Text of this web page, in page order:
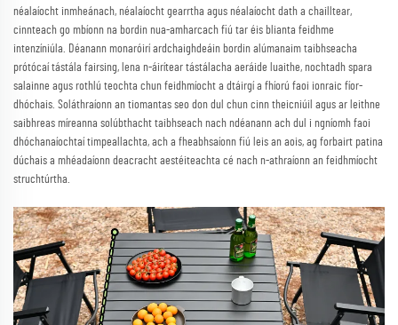
néalaíocht inmheánach, néalaíocht gearrtha agus néalaíocht dath a chailltear,
cinnteach go mbíonn na bordin nua-amharcach fiú tar éis blianta feidhme
intenzíniúla. Déanann monaróirí ardchaighdeáin bordin alúmanaim taibhseacha
prótócaí tástála fairsing, lena n-áirítear tástálacha aeráide luaithe, nochtadh spara
salainne agus rothlú teochta chun feidhmíocht a dtáirgí a fhíorú faoi ionraic fíor-
dhóchais. Soláthraíonn an tiomantas seo don dul chun cinn theicniúil agus ar leithne
saibhreas míreanna solúbthacht taibhseach nach ndéanann ach dul i ngníomh faoi
dhóchanaíochtaí timpeallachta, ach a fheabhsaíonn fiú leis an aois, ag forbairt patina
dúchais a mhéadaíonn deacracht aestéiteachta cé nach n-athraíonn an feidhmíocht
struchtúrtha.